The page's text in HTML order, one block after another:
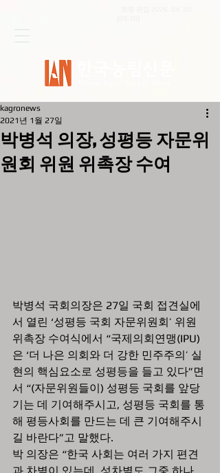
박병석 의장, 성평등 자문위
원회 위원 위촉장 수여
kagronews
2021년 1월 27일
박병석 국회의장은 27일 국회 접견실에
서 열린 ‘성평등 국회 자문위원회’ 위원
위촉장 수여식에서 “국제의회연맹(IPU)
은 ‘더 나은 의회와 더 강한 민주주의’ 실
현의 핵심요소로 성평등을 들고 있다”면
서 “(자문위원들이) 성평등 국회를 앞당
기는 데 기여해주시고, 성평등 국회를 통
해 평등사회를 만드는 데 큰 기여해주시
길 바란다”고 말했다.
박 의장은 “한국 사회는 여러 가지 편견